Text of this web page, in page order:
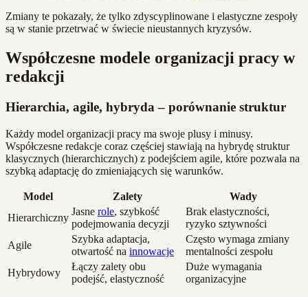
Zmiany te pokazały, że tylko zdyscyplinowane i elastyczne zespoły
są w stanie przetrwać w świecie nieustannych kryzysów.
Współczesne modele organizacji pracy w
redakcji
Hierarchia, agile, hybryda – porównanie struktur
Każdy model organizacji pracy ma swoje plusy i minusy.
Współczesne redakcje coraz częściej stawiają na hybrydę struktur
klasycznych (hierarchicznych) z podejściem agile, które pozwala na
szybką adaptację do zmieniających się warunków.
Model Zalety
Wady
Hierarchiczny
Jasne role, szybkość
podejmowania decyzji
Brak elastyczności,
ryzyko sztywności
Agile
Szybka adaptacja,
otwartość na innowacje
Często wymaga zmiany
mentalności zespołu
Hybrydowy
Łączy zalety obu
podejść, elastyczność
Duże wymagania
organizacyjne